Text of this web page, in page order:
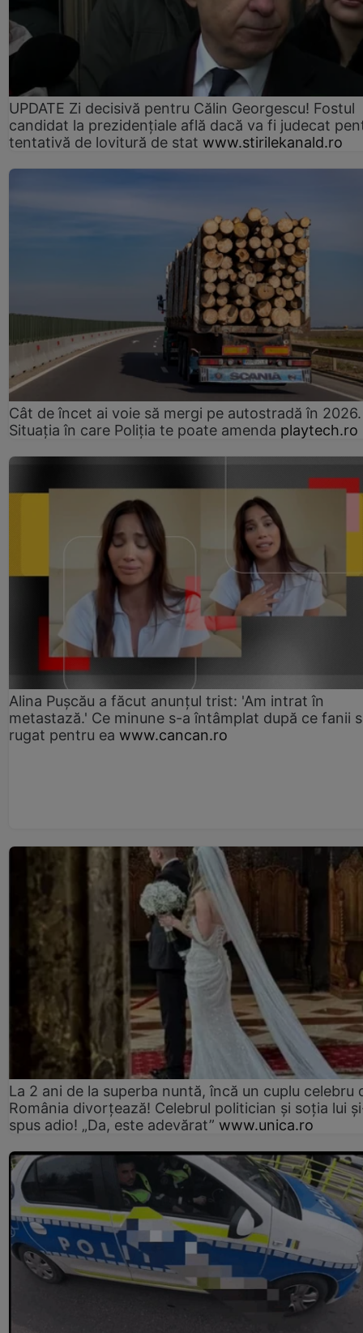
UPDATE Zi decisivă pentru Călin Georgescu! Fostul
candidat la prezidențiale află dacă va fi judecat
tentativă de lovitură de stat www.stirilekanald.ro
Cât de încet ai voie să mergi pe autostradă în 2026.
Situația în care Poliția te poate amenda playtech.ro
Alina Pușcău a făcut anunțul trist: 'Am intrat în
metastază.' Ce minune s-a întâmplat după ce fanii
rugat pentru ea www.cancan.ro
La 2 ani de la superba nuntă, încă un cuplu celebru
România divorțează! Celebrul politician și soția lui
spus adio! „Da, este adevărat” www.unica.ro